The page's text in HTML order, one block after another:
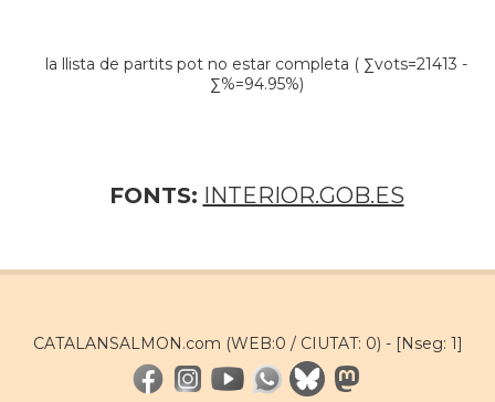
la llista de partits pot no estar completa ( ∑vots=21413 -
∑%=94.95%)
FONTS: INTERIOR.GOB.ES
CATALANSALMON.com (WEB:0 / CIUTAT: 0) - [Nseg: 1]